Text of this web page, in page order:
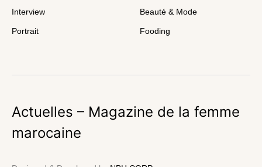
Interview
Portrait
Beauté & Mode
Fooding
Actuelles – Magazine de la femme
marocaine